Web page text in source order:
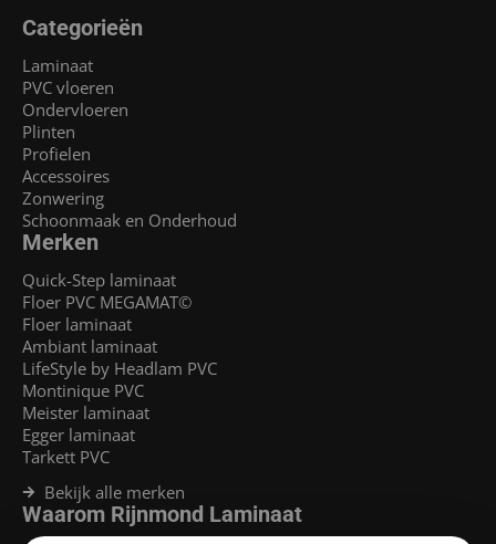
Categorieën
Laminaat
PVC vloeren
Ondervloeren
Plinten
Profielen
Accessoires
Zonwering
Schoonmaak en Onderhoud
Merken
Quick-Step laminaat
Floer PVC MEGAMAT©
Floer laminaat
Ambiant laminaat
LifeStyle by Headlam PVC
Montinique PVC
Meister laminaat
Egger laminaat
Tarkett PVC
Bekijk alle merken
Waarom Rijnmond Laminaat